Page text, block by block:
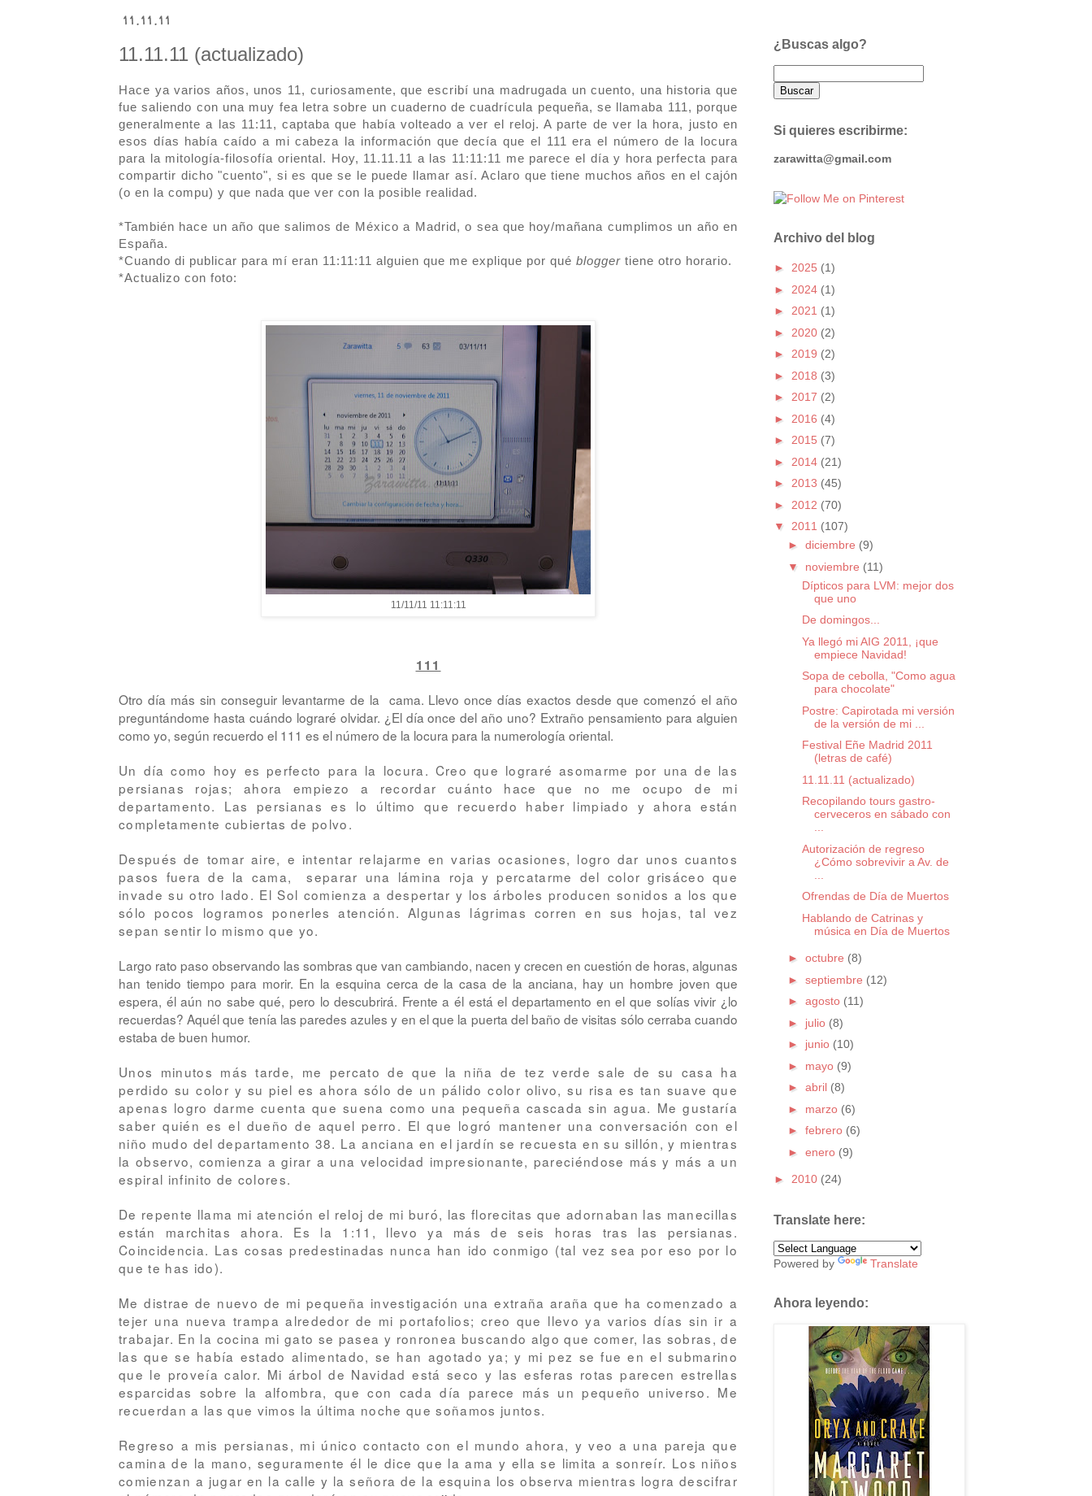
11.11.11
11.11.11 (actualizado)
Hace ya varios años, unos 11, curiosamente, que escribí una madrugada un cuento, una historia que
fue saliendo con una muy fea letra sobre un cuaderno de cuadrícula pequeña, se llamaba 111, porque
generalmente a las 11:11, captaba que había volteado a ver el reloj. A parte de ver la hora, justo en
esos días había caído a mi cabeza la información que decía que el 111 era el número de la locura
para la mitología-filosofía oriental. Hoy, 11.11.11 a las 11:11:11 me parece el día y hora perfecta para
compartir dicho "cuento", si es que se le puede llamar así. Aclaro que tiene muchos años en el cajón
(o en la compu) y que nada que ver con la posible realidad.
*También hace un año que salimos de México a Madrid, o sea que hoy/mañana cumplimos un año en
España.
*Cuando di publicar para mí eran 11:11:11 alguien que me explique por qué blogger tiene otro horario.
*Actualizo con foto:
11/11/11 11:11:11
111
Otro día más sin conseguir levantarme de la cama. Llevo once días exactos desde que comenzó el año
preguntándome hasta cuándo lograré olvidar. ¿El día once del año uno? Extraño pensamiento para alguien
como yo, según recuerdo el 111 es el número de la locura para la numerología oriental.
Un día como hoy es perfecto para la locura. Creo que lograré asomarme por una de las
persianas rojas; ahora empiezo a recordar cuánto hace que no me ocupo de mi
departamento. Las persianas es lo último que recuerdo haber limpiado y ahora están
completamente cubiertas de polvo.
Después de tomar aire, e intentar relajarme en varias ocasiones, logro dar unos cuantos
pasos fuera de la cama, separar una lámina roja y percatarme del color grisáceo que
invade su otro lado. El Sol comienza a despertar y los árboles producen sonidos a los que
sólo pocos logramos ponerles atención. Algunas lágrimas corren en sus hojas, tal vez
sepan sentir lo mismo que yo.
Largo rato paso observando las sombras que van cambiando, nacen y crecen en cuestión de horas, algunas
han tenido tiempo para morir. En la esquina cerca de la casa de la anciana, hay un hombre joven que
espera, él aún no sabe qué, pero lo descubrirá. Frente a él está el departamento en el que solías vivir ¿lo
recuerdas? Aquél que tenía las paredes azules y en el que la puerta del baño de visitas sólo cerraba cuando
estaba de buen humor.
Unos minutos más tarde, me percato de que la niña de tez verde sale de su casa ha
perdido su color y su piel es ahora sólo de un pálido color olivo, su risa es tan suave que
apenas logro darme cuenta que suena como una pequeña cascada sin agua. Me gustaría
saber quién es el dueño de aquel perro. El que logró mantener una conversación con el
niño mudo del departamento 38. La anciana en el jardín se recuesta en su sillón, y mientras
la observo, comienza a girar a una velocidad impresionante, pareciéndose más y más a un
espiral infinito de colores.
De repente llama mi atención el reloj de mi buró, las florecitas que adornaban las manecillas
están marchitas ahora. Es la 1:11, llevo ya más de seis horas tras las persianas.
Coincidencia. Las cosas predestinadas nunca han ido conmigo (tal vez sea por eso por lo
que te has ido).
Me distrae de nuevo de mi pequeña investigación una extraña araña que ha comenzado a
tejer una nueva trampa alrededor de mi portafolios; creo que llevo ya varios días sin ir a
trabajar. En la cocina mi gato se pasea y ronronea buscando algo que comer, las sobras, de
las que se había estado alimentado, se han agotado ya; y mi pez se fue en el submarino
que le proveía calor. Mi árbol de Navidad está seco y las esferas rotas parecen estrellas
esparcidas sobre la alfombra, que con cada día parece más un pequeño universo. Me
recuerdan a las que vimos la última noche que soñamos juntos.
Regreso a mis persianas, mi único contacto con el mundo ahora, y veo a una pareja que
camina de la mano, seguramente él le dice que la ama y ella se limita a sonreír. Los niños
comienzan a jugar en la calle y la señora de la esquina los observa mientras logra descifrar
¿Buscas algo?
Si quieres escribirme:
zarawitta@gmail.com
Archivo del blog
► 2025 (1)
► 2024 (1)
► 2021 (1)
► 2020 (2)
► 2019 (2)
► 2018 (3)
► 2017 (2)
► 2016 (4)
► 2015 (7)
► 2014 (21)
► 2013 (45)
► 2012 (70)
▼ 2011 (107)
► diciembre (9)
▼ noviembre (11)
Dípticos para LVM: mejor dos
que uno
De domingos...
Ya llegó mi AIG 2011, ¡que
empiece Navidad!
Sopa de cebolla, "Como agua
para chocolate"
Postre: Capirotada mi versión
de la versión de mi ...
Festival Eñe Madrid 2011
(letras de café)
11.11.11 (actualizado)
Recopilando tours gastro-
cerveceros en sábado con
...
Autorización de regreso
¿Cómo sobrevivir a Av. de
Ofrendas de Día de Muertos
Hablando de Catrinas y
música en Día de Muertos
► octubre (8)
► septiembre (12)
► agosto (11)
► julio (8)
► junio (10)
► mayo (9)
► abril (8)
► marzo (6)
► febrero (6)
► enero (9)
► 2010 (24)
Translate here:
Powered by Translate
Ahora leyendo: